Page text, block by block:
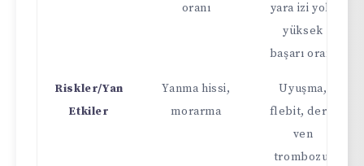
oranı
yara izi yok,
yüksek
başarı oranı
Riskler/Yan
Etkiler
Yanma hissi,
morarma
Uyuşma,
flebit, derin
ven
trombozu,